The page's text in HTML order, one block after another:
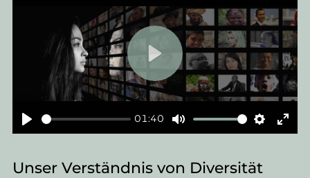
01:40
Unser Verständnis von Diversität